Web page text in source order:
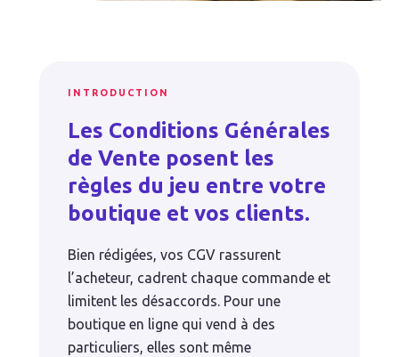
INTRODUCTION
Les Conditions Générales
de Vente posent les
règles du jeu entre votre
boutique et vos clients.
Bien rédigées, vos CGV rassurent
l’acheteur, cadrent chaque commande et
limitent les désaccords. Pour une
boutique en ligne qui vend à des
particuliers, elles sont même